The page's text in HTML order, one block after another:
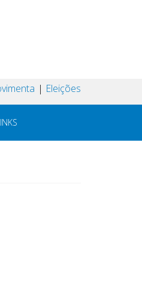
Eleições